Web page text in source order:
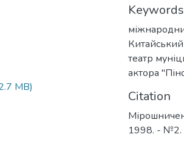
MB)
Keywords
театр
актора
Citation
1998. - №2.